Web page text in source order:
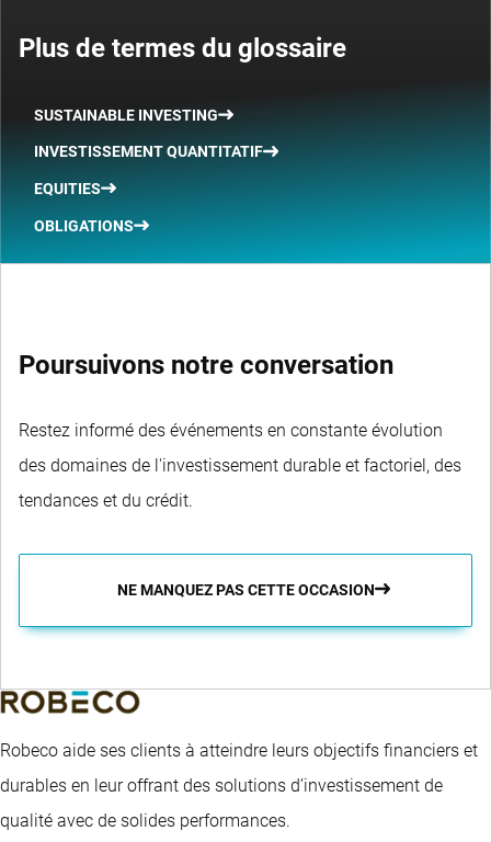
Plus de termes du glossaire
SUSTAINABLE INVESTING
INVESTISSEMENT QUANTITATIF
EQUITIES
OBLIGATIONS
Poursuivons notre conversation
Restez informé des événements en constante évolution
des domaines de l'investissement durable et factoriel, des
tendances et du crédit.
NE MANQUEZ PAS CETTE OCCASION
Robeco aide ses clients à atteindre leurs objectifs financiers et
durables en leur offrant des solutions d’investissement de
qualité avec de solides performances.